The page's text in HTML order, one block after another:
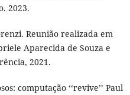
2023.
Reunião realizada em
Aparecida de Souza e
2021.
computação ‘‘revive’’ Paul